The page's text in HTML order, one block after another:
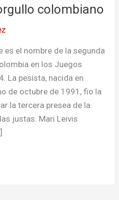
colombiano
es el nombre de la segunda
en los Juegos
La pesista, nacida en
de octubre de 1991, fio la
la tercera presea de la
justas. Mari Leivis